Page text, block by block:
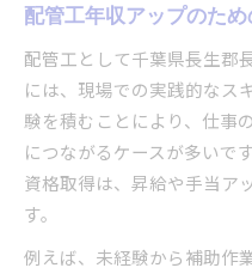
配管工年収アップのた
配管工として千葉県長生郡
には、現場での実践的なス
験を積むことにより、仕事
につながるケースが多いで
資格取得は、昇給や手当ア
す。
例えば、未経験から補助作